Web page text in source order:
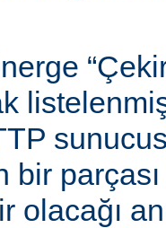
bir
olacağı